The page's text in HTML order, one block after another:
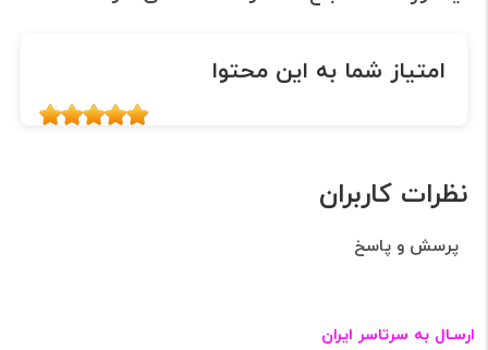
امتیاز شما به این محتوا
نظرات کاربران
پرسش و پاسخ
ارسـال به سرتاسر ایران